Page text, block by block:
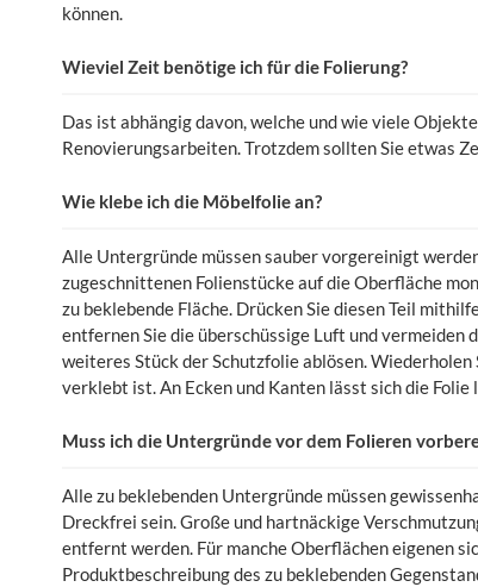
können.
Wieviel Zeit benötige ich für die Folierung?
Das ist abhängig davon, welche und wie viele
Renovierungsarbeiten. Trotzdem sollten Sie etwas
Wie klebe ich die Möbelfolie an?
Alle Untergründe müssen sauber vorgereinigt
zugeschnittenen Folienstücke auf die Oberfläche
zu beklebende Fläche. Drücken Sie diesen Teil
entfernen Sie die überschüssige Luft und vermeiden
weiteres Stück der Schutzfolie ablösen.
verklebt ist. An Ecken und Kanten lässt sich die
Muss ich die Untergründe vor dem Folieren
Alle zu beklebenden Untergründe müssen
Dreckfrei sein. Große und hartnäckige
entfernt werden. Für manche Oberflächen eigenen
Produktbeschreibung des zu beklebenden